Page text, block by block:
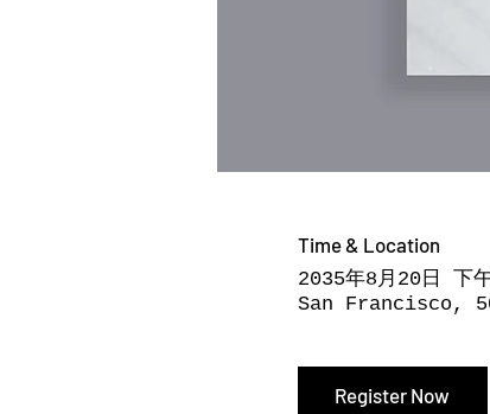
Time & Location
2035年8月20日 下
San Francisco,
Register Now